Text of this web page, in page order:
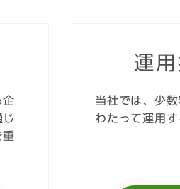
企
重
運
当社では、少
わたって運用